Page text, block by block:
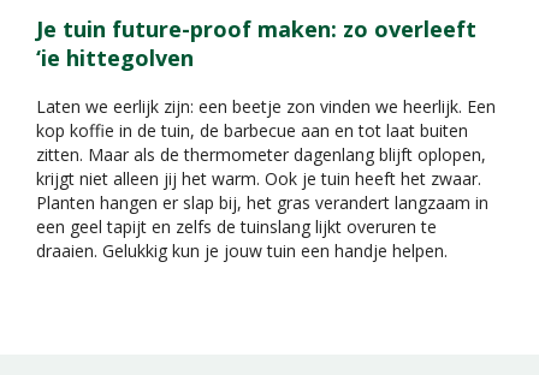
Je tuin future-proof maken: zo overleeft
‘ie hittegolven
Laten we eerlijk zijn: een beetje zon vinden we heerlijk. Een
kop koffie in de tuin, de barbecue aan en tot laat buiten
zitten. Maar als de thermometer dagenlang blijft oplopen,
krijgt niet alleen jij het warm. Ook je tuin heeft het zwaar.
Planten hangen er slap bij, het gras verandert langzaam in
een geel tapijt en zelfs de tuinslang lijkt overuren te
draaien. Gelukkig kun je jouw tuin een handje helpen.